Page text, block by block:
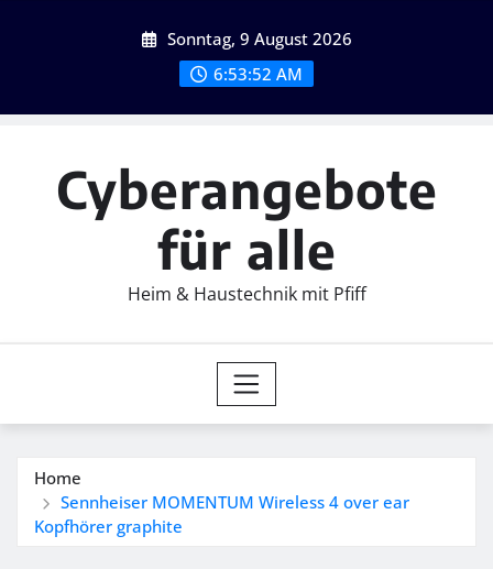
Sonntag, 9 August 2026
6:53:53 AM
Cyberangebote
für alle
Heim & Haustechnik mit Pfiff
Home
Sennheiser MOMENTUM Wireless 4 over ear
Kopfhörer graphite